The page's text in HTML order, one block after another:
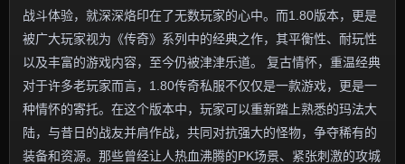
战斗体验，就深深烙印在了无数玩家的心中。而1.80版本，更是
被广大玩家视为《传奇》系列中的经典之作，其平衡性、耐玩性
以及丰富的游戏内容，至今仍被津津乐道。 复古情怀，重温经典
对于许多老玩家而言，1.80传奇私服不仅仅是一款游戏，更是一
种情怀的寄托。在这个版本中，玩家可以重新踏上熟悉的玛法大
陆，与昔日的战友并肩作战，共同对抗强大的怪物，争夺稀有的
装备和资源。那些曾经让人热血沸腾的PK场景、紧张刺激的攻城